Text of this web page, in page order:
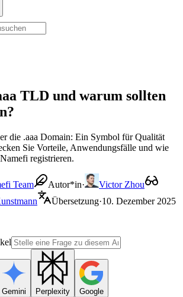
TLD und warum sollten
die .aaa Domain: Ein Symbol für Qualität
Sie Vorteile, Anwendungsfälle und wie
registrieren.
Team Autor*in·
Victor Zhou
Übersetzung·10. Dezember 2025
Gemini Perplexity Google